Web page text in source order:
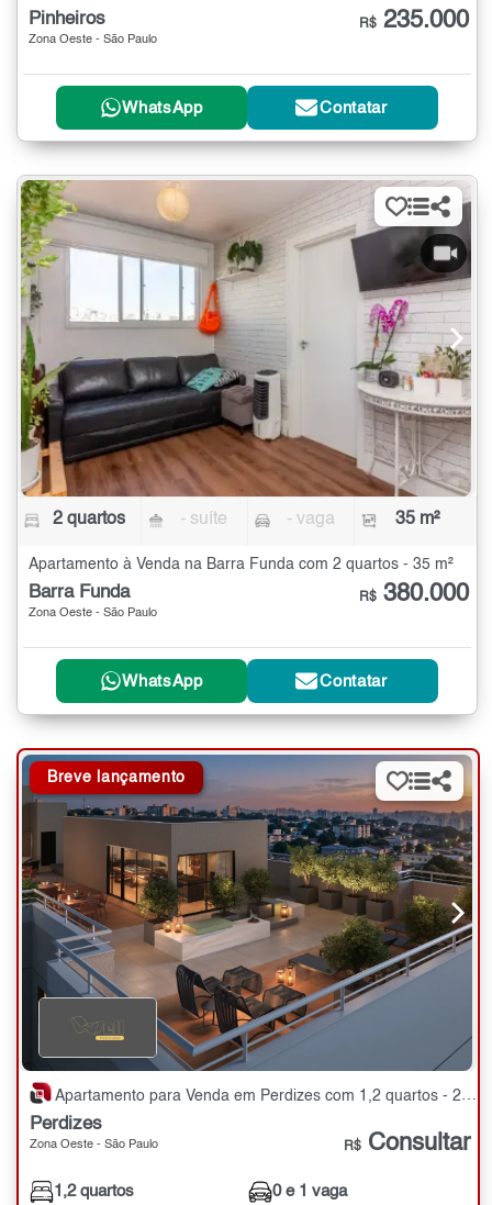
Pinheiros
Zona Oeste - São Paulo
R$ 235.000
WhatsApp Contatar
2 quartos - suíte - vaga 35 m²
Apartamento à Venda na Barra Funda com 2 quartos - 35 m²
Barra Funda
Zona Oeste - São Paulo
R$ 380.000
WhatsApp Contatar
Breve lançamento
Apartamento para Venda em Perdizes com 1,2 quartos - 25 a 51 m²
Perdizes
Zona Oeste - São Paulo R$ Consultar
1,2 quartos 0 e 1 vaga